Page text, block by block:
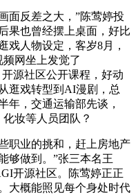
反差之大，”陈莺婷投
果也曾经摆上桌面，好比
戏人物设定，客岁8月，
网坐上发觉了
源社区公开课程，好动
逛戏转型到AI漫剧，总
年，交通运输部先谈，
妆等人员团队？
业的挑和，赶上房地产
够做到。”张三本名王
开源社区。陈莺婷正正
大概能照见每个身处时代